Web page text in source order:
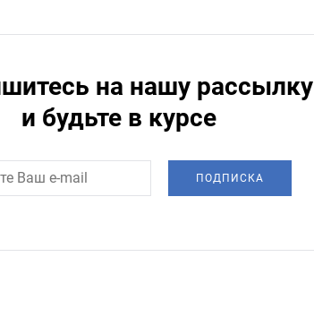
на нашу рассылку
и будьте в курсе
ПОДПИСКА